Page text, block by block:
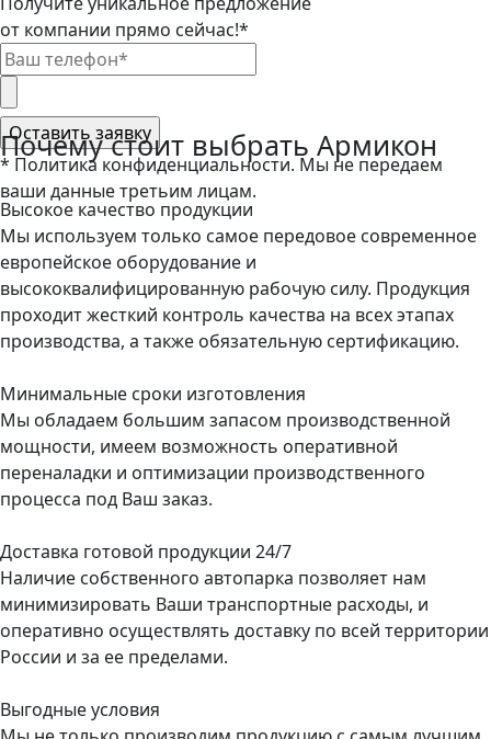
от компании прямо сейчас!*
* Политика конфиденциальности. Мы не передаем
ваши данные третьим лицам.
Почему стоит выбрать Армикон
Высокое качество продукции
Мы используем только самое передовое современное
европейское оборудование и
высококвалифицированную рабочую силу. Продукция
проходит жесткий контроль качества на всех этапах
производства, а также обязательную сертификацию.
Минимальные сроки изготовления
Мы обладаем большим запасом производственной
мощности, имеем возможность оперативной
переналадки и оптимизации производственного
процесса под Ваш заказ.
Доставка готовой продукции 24/7
Наличие собственного автопарка позволяет нам
минимизировать Ваши транспортные расходы, и
оперативно осуществлять доставку по всей территории
России и за ее пределами.
Выгодные условия